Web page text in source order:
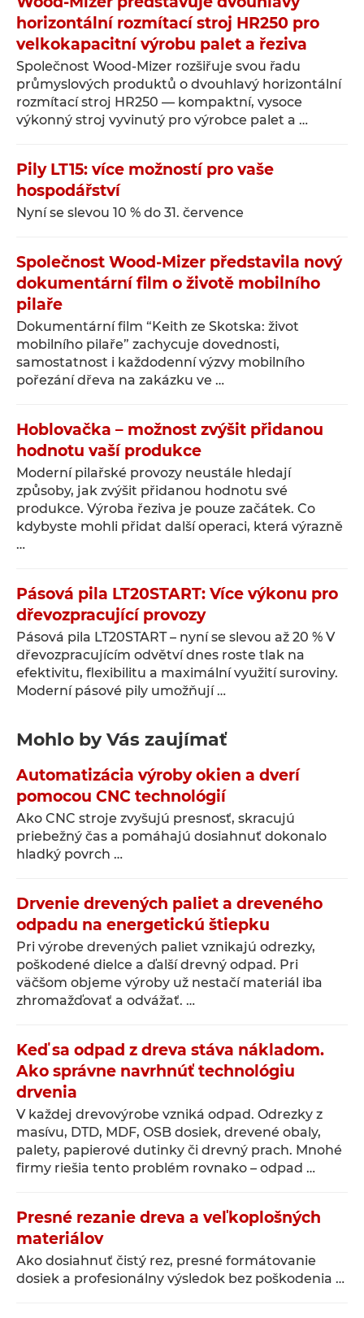
horizontální rozmítací stroj HR250 pro
velkokapacitní výrobu palet a řeziva
Společnost Wood-Mizer rozšiřuje svou řadu
průmyslových produktů o dvouhlavý horizontální
rozmítací stroj HR250 — kompaktní, vysoce
výkonný stroj vyvinutý pro výrobce palet a …
Pily LT15: více možností pro vaše
hospodářství
Nyní se slevou 10 % do 31. července
Společnost Wood-Mizer představila nový
dokumentární film o životě mobilního
pilaře
Dokumentární film “Keith ze Skotska: život
mobilního pilaře” zachycuje dovednosti,
samostatnost i každodenní výzvy mobilního
pořezání dřeva na zakázku ve …
Hoblovačka – možnost zvýšit přidanou
hodnotu vaší produkce
Moderní pilařské provozy neustále hledají
způsoby, jak zvýšit přidanou hodnotu své
produkce. Výroba řeziva je pouze začátek. Co
kdybyste mohli přidat další operaci, která výrazně
…
Pásová pila LT20START: Více výkonu pro
dřevozpracující provozy
Pásová pila LT20START – nyní se slevou až 20 % V
dřevozpracujícím odvětví dnes roste tlak na
efektivitu, flexibilitu a maximální využití suroviny.
Moderní pásové pily umožňují …
Mohlo by Vás zaujímať
Automatizácia výroby okien a dverí
pomocou CNC technológií
Ako CNC stroje zvyšujú presnosť, skracujú
priebežný čas a pomáhajú dosiahnuť dokonalo
hladký povrch …
Drvenie drevených paliet a dreveného
odpadu na energetickú štiepku
Pri výrobe drevených paliet vznikajú odrezky,
poškodené dielce a ďalší drevný odpad. Pri
väčšom objeme výroby už nestačí materiál iba
zhromažďovať a odvážať. …
Keď sa odpad z dreva stáva nákladom.
Ako správne navrhnúť technológiu
drvenia
V každej drevovýrobe vzniká odpad. Odrezky z
masívu, DTD, MDF, OSB dosiek, drevené obaly,
palety, papierové dutinky či drevný prach. Mnohé
firmy riešia tento problém rovnako – odpad …
Presné rezanie dreva a veľkoplošných
materiálov
Ako dosiahnuť čistý rez, presné formátovanie
dosiek a profesionálny výsledok bez poškodenia …